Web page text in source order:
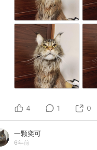
4 1 0
一颗奕可
6年前